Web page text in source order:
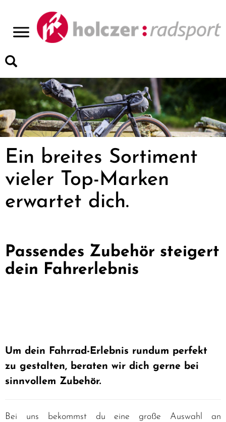
Ein breites Sortiment
vieler Top-Marken
erwartet dich.
Passendes Zubehör steigert
dein Fahrerlebnis
Um dein Fahrrad-Erlebnis rundum perfekt
zu gestalten, beraten wir dich gerne bei
sinnvollem Zubehör.
Bei uns bekommst du eine große Auswahl an